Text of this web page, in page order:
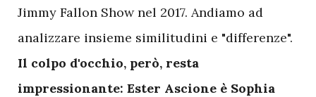
Jimmy Fallon Show nel 2017. Andiamo ad
analizzare insieme similitudini e "differenze".
Il colpo d'occhio, però, resta
impressionante: Ester Ascione è Sophia